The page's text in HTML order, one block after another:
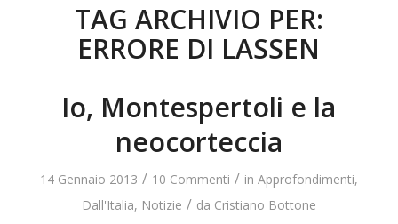
TAG ARCHIVIO PER:
ERRORE DI LASSEN
Io, Montespertoli e la
neocorteccia
14 Gennaio 2013 / 10 Commenti / in Approfondimenti,
Dall'Italia, Notizie / da Cristiano Bottone